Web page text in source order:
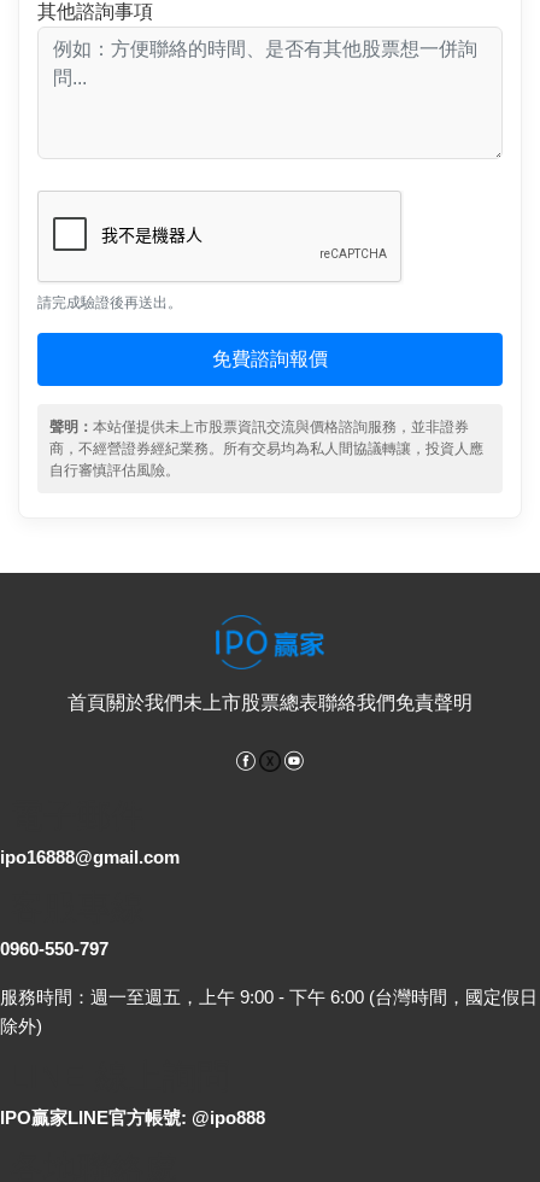
其他諮詢事項
請完成驗證後再送出。
免費諮詢報價
聲明： 本站僅提供未上市股票資訊交流與價格諮詢服務，並非證券
商，不經營證券經紀業務。所有交易均為私人間協議轉讓，投資人應
自行審慎評估風險。
首頁關於我們未上市股票總表聯絡我們免責聲明
Facebook
ipo16888@gmail.com
0960-550-797
服務時間：週一至週五，上午 9:00 - 下午 6:00 (台灣時間，國定假日
除外)
IPO贏家LINE官方帳號: @ipo888